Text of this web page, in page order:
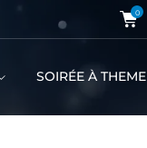
0
SOIRÉE À THEME